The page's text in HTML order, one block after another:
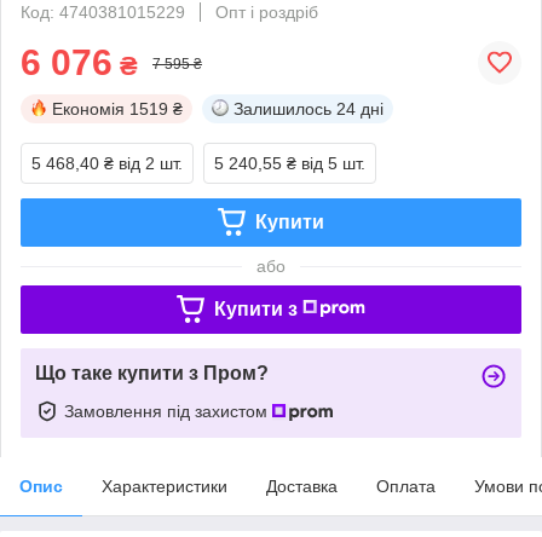
Код: 4740381015229
Опт і роздріб
6 076 ₴ 7 595 ₴
Економія 1519 ₴ Залишилось 24 дні
5 468,40 ₴ від 2 шт. 5 240,55 ₴ від 5 шт.
Купити
або
Купити з
Що таке купити з Пром?
Замовлення під захистом
Опис Характеристики Доставка Оплата Умови